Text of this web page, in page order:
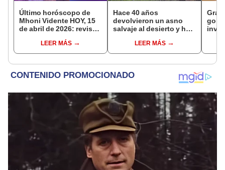
Último horóscopo de
Mhoni Vidente HOY, 15
de abril de 2026: revisa
signo y entérate si te
espera un día
LEER MÁS
Hace 40 años
devolvieron un asno
salvaje al desierto y hoy
reforestar el ecosistema
de forma natural
LEER MÁS